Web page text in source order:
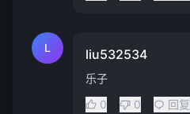
L liu532534
乐子
0
0 回复